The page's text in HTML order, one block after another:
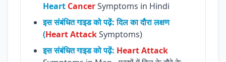
Heart CancerSymptoms in Hindi
इस संबंधित गाइड को पढ़ें: दिल का दौरा लक्षण
(Heart AttackSymptoms)
इस संबंधित गाइड को पढ़ें: Heart Attack